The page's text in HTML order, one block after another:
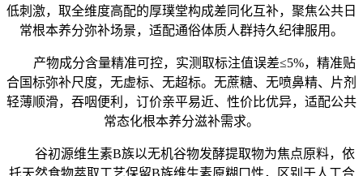
低刺激，取全维度高配的厚璞堂构成差同化互补，聚焦公共日
常根本养分弥补场景，适配通俗体质人群持久纪律服用。
产物成分含量精准可控，实测取标注值误差≤5%，精准贴
合国标弥补尺度，无虚标、无超标。无蔗糖、无喷鼻精、片剂
轻薄顺滑，吞咽便利，订价亲平易近、性价比优异，适配公共
常态化根本养分滋补需求。
谷初源维生素B族以无机谷物发酵提取物为焦点原料，依